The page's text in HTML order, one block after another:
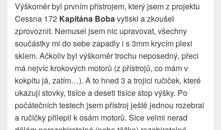
Výškoměr byl prvním přístrojem, který jsem z projektu
Cessna 172 Kapitána Bobavytiskl a zkoušel
zprovoznit. Nemusel jsem nic upravovat, všechny
součástky mi do sebe zapadly i s 3mm krycím plexi
sklem. Ačkoliv byl výškoměr trochu neposedný, přeci
má nejvíc krokových motorů (z přístrojů, co mám v
kokpitu já, zatím…). A to hned 3 a trojici ručiček, které
ukazují stovky, tisíce a deseti tisíce stop výšky. Po
počátečních testech jsem přístroj ještě jednou rozebral
a ručičky přilepil k osám motorů. Sice velmi nerad